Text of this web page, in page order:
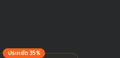
ประหยัด 35%